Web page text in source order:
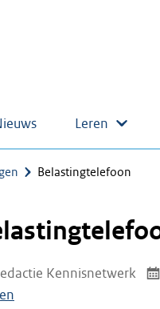
Leren
Belastingtelefoon
Kennisnetwerk